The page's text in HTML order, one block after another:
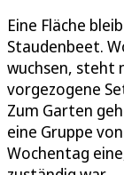
Eine Fläche
Staudenbeet.
wuchsen, steht
vorgezogene
Zum Garten
eine Gruppe
Wochentag